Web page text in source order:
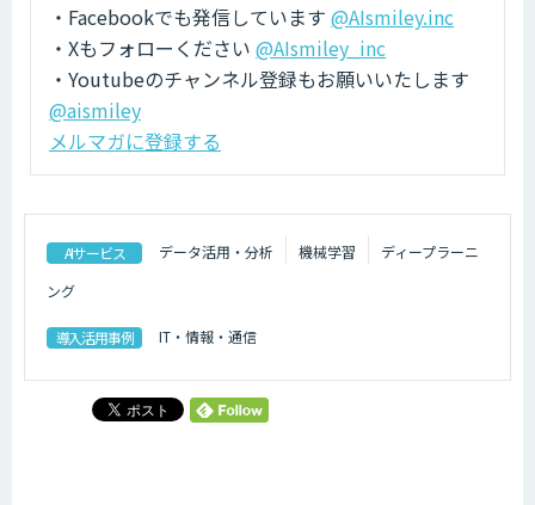
・Facebookでも発信しています @AIsmiley.inc
・Xもフォローください @AIsmiley_inc
・Youtubeのチャンネル登録もお願いいたします
@aismiley
メルマガに登録する
AIサービス データ活用・分析 機械学習
ディープラーニ
ング
導入活用事例 IT・情報・通信